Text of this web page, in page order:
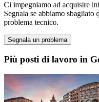
Ci impegniamo ad acquisire
Segnala se abbiamo sbagliato
problema tecnico.
Segnala un problema
Più posti di lavoro in